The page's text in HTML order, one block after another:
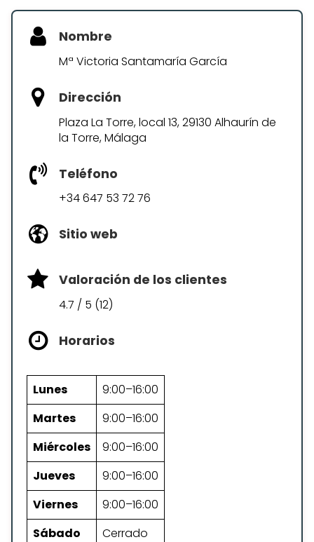
Nombre
Mª Victoria Santamaría García
Dirección
Plaza La Torre, local 13, 29130 Alhaurín de
la Torre, Málaga
Teléfono
+34 647 53 72 76
Sitio web
Valoración de los clientes
4.7 / 5 (12)
Horarios
Lunes
9:00–16:00
Martes
9:00–16:00
Miércoles
9:00–16:00
Jueves
9:00–16:00
Viernes
9:00–16:00
Sábado
Cerrado